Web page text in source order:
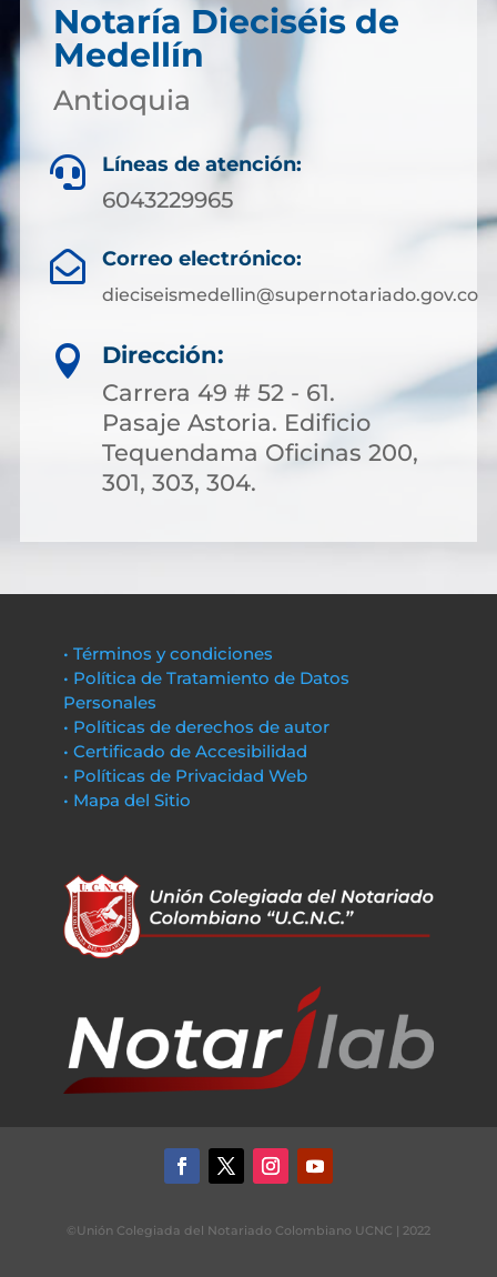
Notaría Dieciséis de
Medellín
Antioquia
 Líneas de atención:
6043229965
 Correo electrónico:
dieciseismedellin@supernotariado.gov.co

Dirección:
Carrera 49 # 52 - 61.
Pasaje Astoria. Edificio
Tequendama Oficinas 200,
301, 303, 304.
• Términos y condiciones
• Política de Tratamiento de Datos
Personales
• Políticas de derechos de autor
• Certificado de Accesibilidad
• Políticas de Privacidad Web
• Mapa del Sitio
©Unión Colegiada del Notariado Colombiano UCNC | 2022